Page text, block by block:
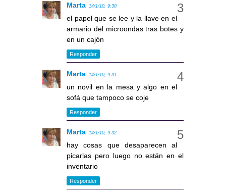
Marta 14/1/10, 9:30
el papel que se lee y la llave en el
armario del microondas tras botes y
en un cajón
Responder
Marta 14/1/10, 9:31
un novil en la mesa y algo en el
sofá que tampoco se coje
Responder
Marta 14/1/10, 9:32
hay cosas que desaparecen al
picarlas pero luego no están en el
inventario
Responder